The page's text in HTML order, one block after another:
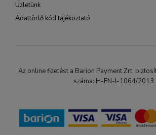
Üzletünk
Adattörlő kód tájékoztató
Az online fizetést a Barion Payment Zrt.
száma: H-EN-I-1064/2013